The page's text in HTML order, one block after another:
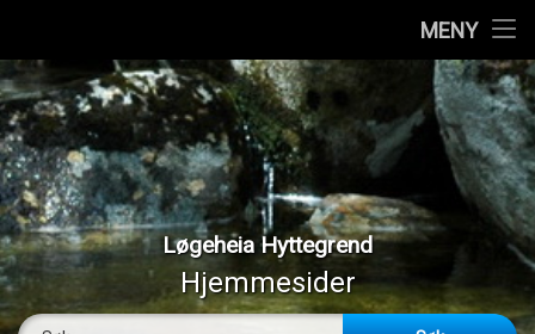
MENY
Vedtekter
Styremedlemmer
Medlemmer
Værmeldinger
Panoramabilder
Hopp
til
innhold
Løgeheia Hyttegrend
Hjemmesider